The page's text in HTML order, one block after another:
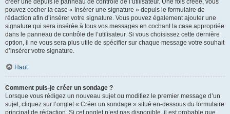
créer une depuis le panneau de contrôle de l’utilisateur. Une fois créée, vous
pouvez cocher la case « Insérer une signature » depuis le formulaire de
rédaction afin d’insérer votre signature. Vous pouvez également ajouter une
signature qui sera insérée à tous vos messages en cochant la case appropriée
dans le panneau de contrôle de l’utilisateur. Si vous choisissez cette dernière
option, il ne vous sera plus utile de spécifier sur chaque message votre souhait
d’insérer votre signature.
Haut
Comment puis-je créer un sondage ?
Lorsque vous rédigez un nouveau sujet ou modifiez le premier message d’un
sujet, cliquez sur l’onglet « Créer un sondage » situé en-dessous du formulaire
principal de rédaction. Si cet onglet n’est pas disponible, il est probable que